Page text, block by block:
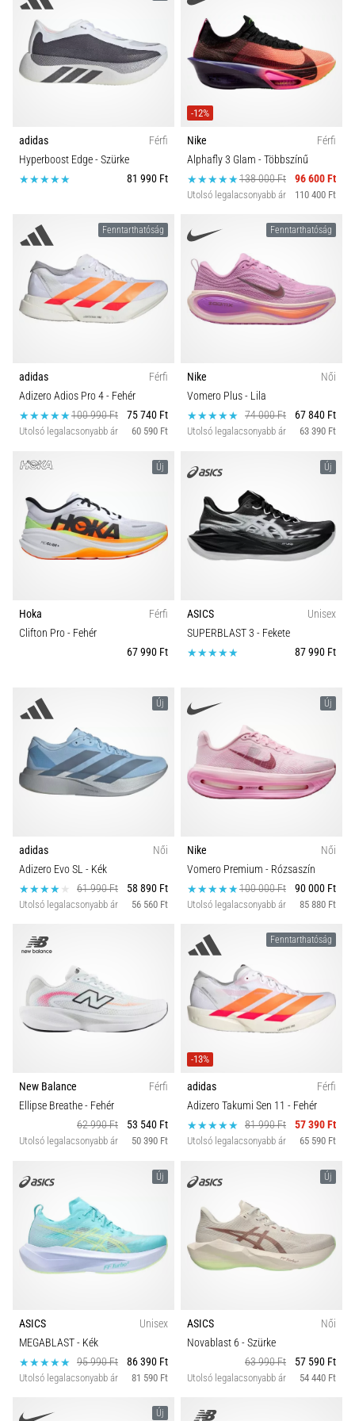
rendkívül
gyakori
egészségügyi
probléma,
amellyel
Minden cikk
megjelenítése
adidas
Férfi
Hyperboost Edge- Szürke
81 990 Ft
-12%
Nike
Férfi
Alphafly 3 Glam - Többszínű
138 000 Ft
96 600 Ft
Utolsó legalacsonyabb ár 110 400 Ft
Fenntarthatóság
adidas
Férfi
Adizero Adios Pro 4- Fehér
100 990 Ft
75 740 Ft
Utolsó legalacsonyabb ár 60 590 Ft
Fenntarthatóság
Nike
Női
Vomero Plus- Lila
74 000 Ft
67 840 Ft
Utolsó legalacsonyabb ár 63 390 Ft
Új
Hoka
Férfi
Clifton Pro- Fehér
67 990 Ft
Új
ASICS
Unisex
SUPERBLAST 3 - Fekete
87 990 Ft
Új
adidas
Női
Adizero Evo SL - Kék
61 990 Ft
58 890 Ft
Utolsó legalacsonyabb ár 56 560 Ft
Új
Nike
Női
Vomero Premium - Rózsaszín
100 000 Ft
90 000 Ft
Utolsó legalacsonyabb ár 85 880 Ft
New Balance
Férfi
Ellipse Breathe- Fehér
62 990 Ft
53 540 Ft
Utolsó legalacsonyabb ár 50 390 Ft
Fenntarthatóság
-13%
adidas
Férfi
Adizero Takumi Sen 11 - Fehér
81 990 Ft
57 390 Ft
Utolsó legalacsonyabb ár 65 590 Ft
Új
ASICS
Unisex
MEGABLAST- Kék
95 990 Ft
86 390 Ft
Utolsó legalacsonyabb ár 81 590 Ft
Új
ASICS
Női
Novablast 6 - Szürke
63 990 Ft
57 590 Ft
Utolsó legalacsonyabb ár 54 440 Ft
Új